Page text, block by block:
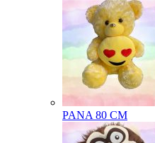
PANA 80 CM